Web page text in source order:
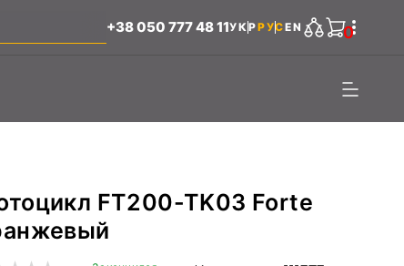
+38 050 777 48 11УКРРУСEN 0
FT200-TK03 Forte